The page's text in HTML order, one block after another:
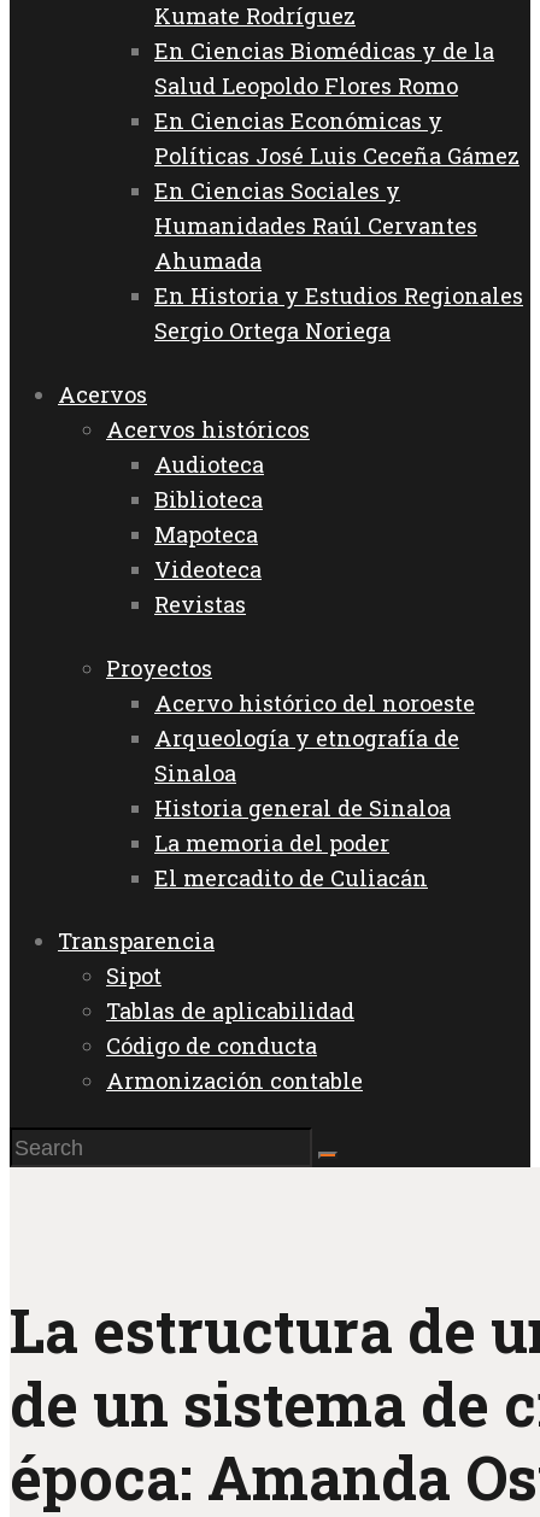
Kumate Rodríguez
En Ciencias Biomédicas y de la
Salud Leopoldo Flores Romo
En Ciencias Económicas y
Políticas José Luis Ceceña Gámez
En Ciencias Sociales y
Humanidades Raúl Cervantes
Ahumada
En Historia y Estudios Regionales
Sergio Ortega Noriega
Acervos
Acervos históricos
Audioteca
Biblioteca
Mapoteca
Videoteca
Revistas
Proyectos
Acervo histórico del noroeste
Arqueología y etnografía de
Sinaloa
Historia general de Sinaloa
La memoria del poder
El mercadito de Culiacán
Transparencia
Sipot
Tablas de aplicabilidad
Código de conducta
Armonización contable
La estructura de
de un sistema de
época: Amanda